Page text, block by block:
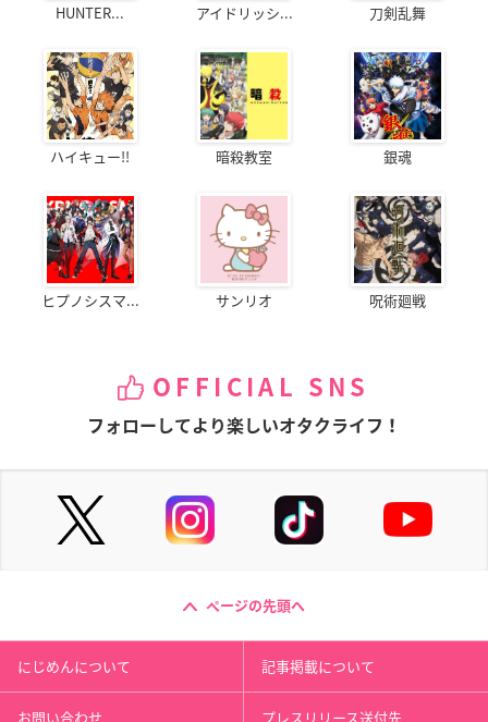
HUNTER... アイドリッシ... 刀剣乱舞
ハイキュー!! 暗殺教室 銀魂
ヒプノシスマ... サンリオ 呪術廻戦
OFFICIAL SNS
フォローしてより楽しいオタクライフ！
ページの先頭へ
にじめんについて 記事掲載について
お問い合わせ プレスリリース送付先